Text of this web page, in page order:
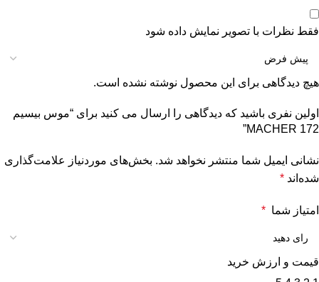
فقط نظرات با تصویر نمایش داده شود
هیچ دیدگاهی برای این محصول نوشته نشده است.
اولین نفری باشید که دیدگاهی را ارسال می کنید برای “موس بیسیم
MACHER 172”
نشانی ایمیل شما منتشر نخواهد شد. بخش‌های موردنیاز علامت‌گذاری
شده‌اند *
امتیاز شما *
قیمت و ارزش خرید